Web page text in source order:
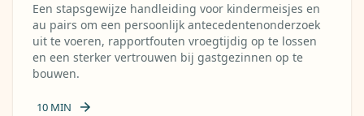
Een stapsgewijze handleiding voor kindermeisjes en
au pairs om een ​​persoonlijk antecedentenonderzoek
uit te voeren, rapportfouten vroegtijdig op te lossen
en een sterker vertrouwen bij gastgezinnen op te
bouwen.
10 MIN